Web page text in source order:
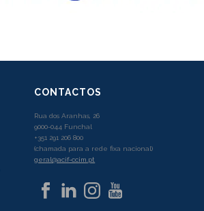
CONTACTOS
Rua dos Aranhas, 26
9000-044 Funchal
+351 291 206 800
(chamada para a rede fixa nacional)
geral@acif-ccim.pt